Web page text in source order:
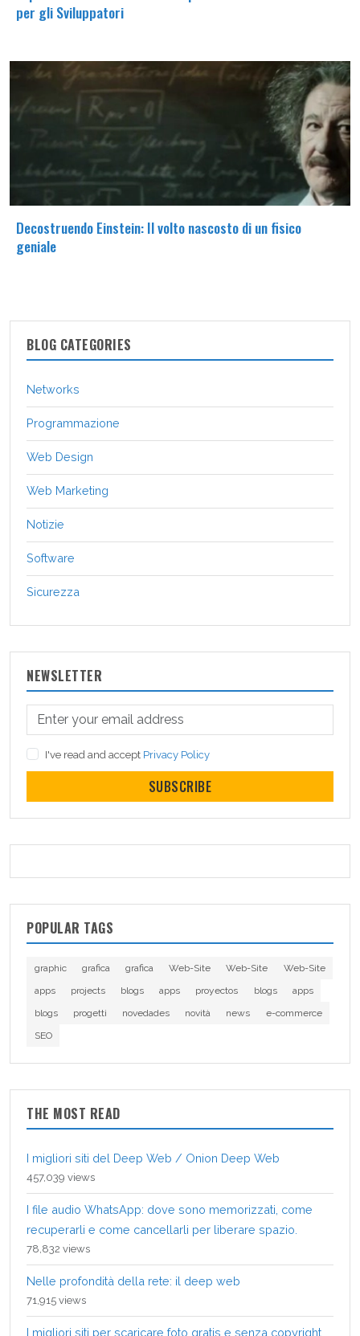
per gli Sviluppatori
Decostruendo Einstein: Il volto nascosto di un fisico
geniale
BLOG CATEGORIES
Networks
Programmazione
Web Design
Web Marketing
Notizie
Software
Sicurezza
NEWSLETTER
I've read and accept Privacy Policy
SUBSCRIBE
POPULAR TAGS
graphic grafica grafica Web-Site Web-Site
Web-Site
apps
projects blogs apps proyectos blogs
apps
blogs
progetti novedades novità news
e-commerce
SEO
THE MOST READ
I migliori siti del Deep Web / Onion Deep Web
457,039 views
I file audio WhatsApp: dove sono memorizzati, come
recuperarli e come cancellarli per liberare spazio.
78,832 views
Nelle profondità della rete: il deep web
71,915 views
I migliori siti per scaricare foto gratis e senza copyright